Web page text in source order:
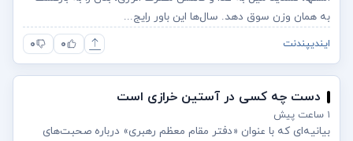
به همان وزن سوق دهد. سال‌ها این باور رایج...
ایندیپندنت ۰ ۰
دست چه کسی در آستین خرازی است
۱ ساعت پیش
بیانیه‌ای که با عنوان «دفتر مقام معظم رهبری» درباره صحبت‌های